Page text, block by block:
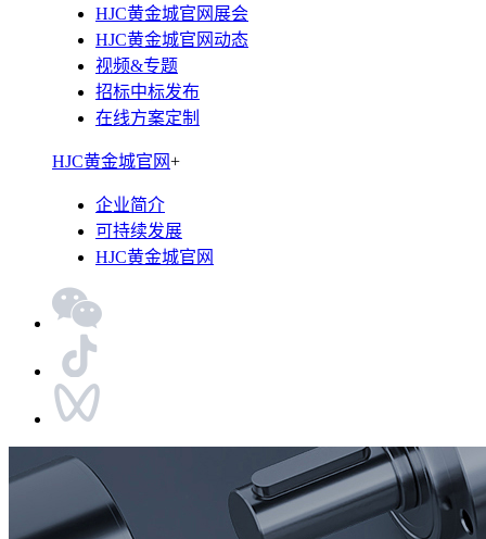
HJC黄金城官网展会
HJC黄金城官网动态
视频&专题
招标中标发布
在线方案定制
HJC黄金城官网+
企业简介
可持续发展
HJC黄金城官网